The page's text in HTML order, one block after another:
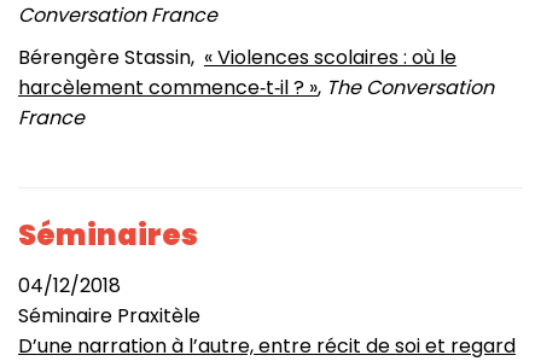
Conversation France
Bérengère Stassin, « Violences scolaires : où le
harcèlement commence‑t‑il ? », The Conversation
France
Séminaires
04/12/2018
Séminaire Praxitèle
D’une narration à l’autre, entre récit de soi et regard